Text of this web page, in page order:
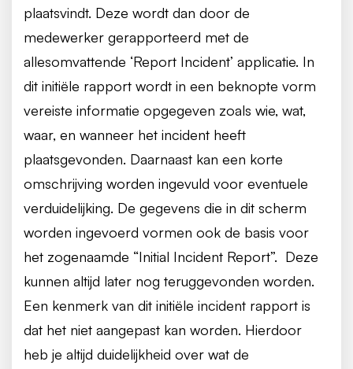
plaatsvindt. Deze wordt dan door de
medewerker gerapporteerd met de
allesomvattende ‘Report Incident’ applicatie. In
dit initiële rapport wordt in een beknopte vorm
vereiste informatie opgegeven zoals wie, wat,
waar, en wanneer het incident heeft
plaatsgevonden. Daarnaast kan een korte
omschrijving worden ingevuld voor eventuele
verduidelijking. De gegevens die in dit scherm
worden ingevoerd vormen ook de basis voor
het zogenaamde “Initial Incident Report”. Deze
kunnen altijd later nog teruggevonden worden.
Een kenmerk van dit initiële incident rapport is
dat het niet aangepast kan worden. Hierdoor
heb je altijd duidelijkheid over wat de